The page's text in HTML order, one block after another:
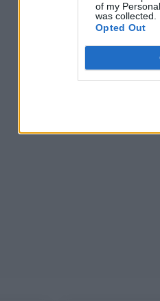
of my
was collected.
Opted Out